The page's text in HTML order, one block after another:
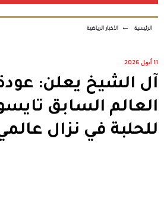
الرئيسية ← الأخبار الرياضية
11 أبريل 2026
آل الشيخ يعلن:
العالم السابق
للحلبة في نزال